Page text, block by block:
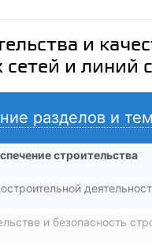
и
и линий
разделов и
строительства
и безопасность